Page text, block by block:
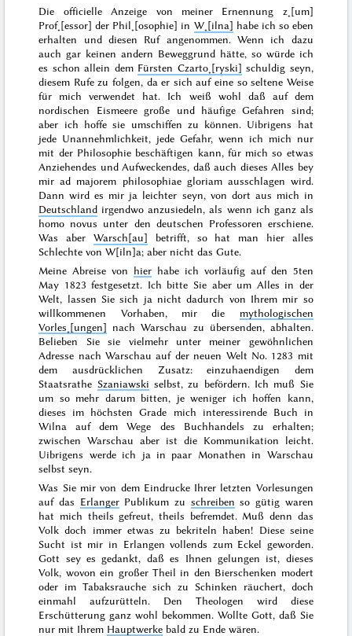
Die officielle Anzeige von meiner Ernennung z˖[um]
Prof˖[essor] der Phil˖[osophie] in W˖[ilna] habe ich so eben
erhalten und diesen Ruf angenommen. Wenn ich dazu
auch gar keinen andern Beweggrund hätte, so würde ich
es schon allein dem Fürsten Czarto˖[ryski] schuldig seyn,
diesem Rufe zu folgen, da er sich auf eine so seltene Weise
für mich verwendet hat. Ich weiß wohl daß auf dem
nordischen Eismeere große und häufige Gefahren sind;
aber ich hoffe sie umschiffen zu können. Uibrigens hat
jede Unannehmlichkeit, jede Gefahr, wenn ich mich nur
mit der Philosophie beschäftigen kann, für mich so etwas
Anziehendes und Aufweckendes, daß auch dieses Alles bey
mirad majorem philosophiae gloriamausschlagen wird.
Dann wird es mir ja leichter seyn, von dort aus mich in
Deutschland irgendwo anzusiedeln, als wenn ich ganz als
homo novus unter den deutschen Professoren erschiene.
Was aber Warsch[au] betrifft, so hat man hier alles
Schlechte von W[iln]a; aber nicht das Gute.
Meine Abreise von hier habe ich vorläufig auf den 5ten
May 1823 festgesetzt. Ich bitte Sie aber um Alles in der
Welt, lassen Sie sich ja nicht dadurch von Ihrem mir so
willkommenen Vorhaben, mir die mythologischen
Vorles˖[ungen] nach Warschau zu übersenden, abhalten.
Belieben Sie sie vielmehr unter meiner gewöhnlichen
Adresse nach Warschau auf der neuen Welt No. 1283 mit
dem ausdrücklichen Zusatz: einzuhaendigen dem
Staatsrathe Szaniawski selbst, zu befördern. Ich muß Sie
um so mehr darum bitten, je weniger ich hoffen kann,
dieses im höchsten Grade mich interessirende Buch in
Wilna auf dem Wege des Buchhandels zu erhalten;
zwischen Warschau aber ist die Kommunikation leicht.
Uibrigens werde ich ja in paar Monathen in Warschau
selbst seyn.
Was Sie mir von dem Eindrucke Ihrer letzten Vorlesungen
auf das ErlangerPublikum zu schreiben so gütig waren
hat mich theils gefreut, theils befremdet. Muß denn das
Volk doch immer etwas zu bekriteln haben! Diese seine
Sucht ist mir in Erlangen vollends zum Eckel geworden.
Gott sey es gedankt, daß es Ihnen gelungen ist, dieses
Volk, wovon ein großer Theil in den Bierschenken modert
oder im Tabaksrauche sich zu Schinken räuchert, doch
einmahl aufzurütteln. Den Theologen wird diese
Erschütterung ganz wohl bekommen. Wollte Gott, daß Sie
nur mit Ihrem Hauptwerke bald zu Ende wären.